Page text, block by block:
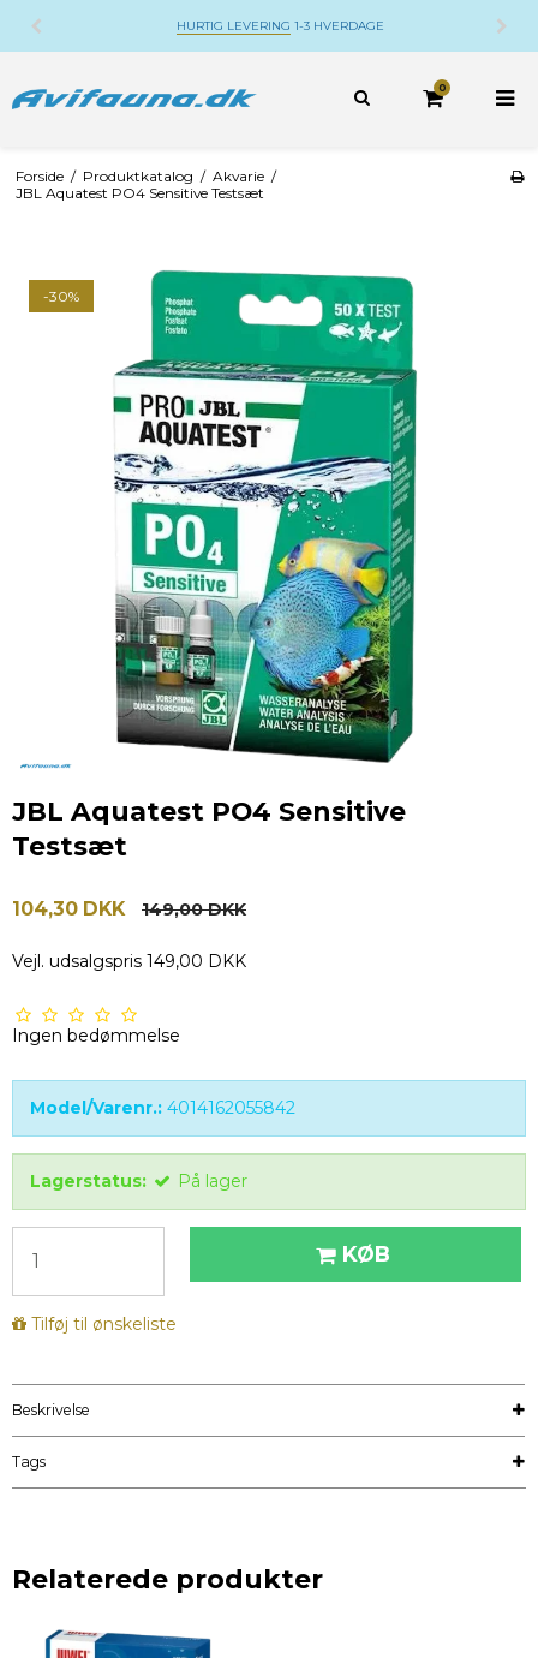
HURTIG LEVERING 1-3 HVERDAGE
0
Forside / Produktkatalog / Akvarie /
JBL Aquatest PO4 Sensitive Testsæt
-30%
JBL Aquatest PO4 Sensitive
Testsæt
104,30 DKK 149,00 DKK
Vejl. udsalgspris 149,00 DKK
Ingen bedømmelse
Model/Varenr.: 4014162055842
Lagerstatus: På lager
KØB
Tilføj til ønskeliste
Beskrivelse
Tags
Relaterede produkter